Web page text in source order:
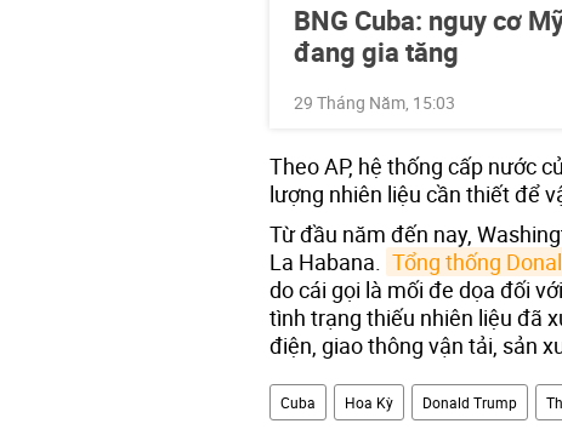
BNG Cuba: nguy cơ
đang gia tăng
29 Tháng Năm, 15:03
Theo AP, hệ thống cấp nước
lượng nhiên liệu cần thiết để
Từ đầu năm đến nay,
La Habana.
Tổng thống
do cái gọi là mối đe dọa đối
tình trạng thiếu nhiên liệu đã
điện, giao thông vận tải, sản
Cuba Hoa Kỳ Donald Trump